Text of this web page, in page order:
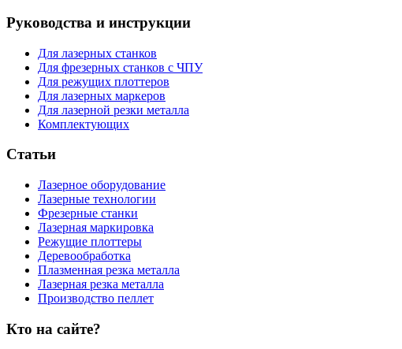
Руководства и инструкции
Для лазерных станков
Для фрезерных станков с ЧПУ
Для режущих плоттеров
Для лазерных маркеров
Для лазерной резки металла
Комплектующих
Статьи
Лазерное оборудование
Лазерные технологии
Фрезерные станки
Лазерная маркировка
Режущие плоттеры
Деревообработка
Плазменная резка металла
Лазерная резка металла
Производство пеллет
Кто на сайте?